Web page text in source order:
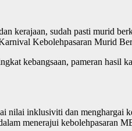
kerajaan, sudah pasti murid
Kebolehpasaran Murid
kebangsaan, pameran
inklusiviti dan menghargai
menerajui kebolehpasaran